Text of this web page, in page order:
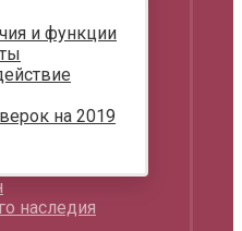
и функции
на 2019
наследия